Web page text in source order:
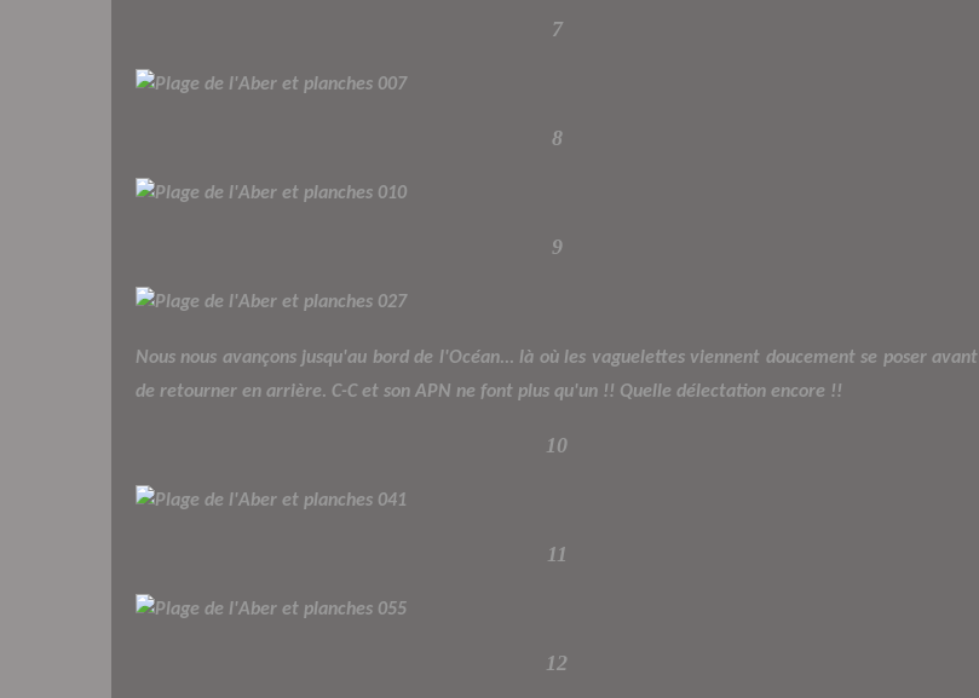
7
8
9
Nous nous avançons jusqu'au bord de l'Océan... là où les vaguelettes viennent doucement se poser avant
de retourner en arrière. C-C et son APN ne font plus qu'un !! Quelle délectation encore !!
10
11
12